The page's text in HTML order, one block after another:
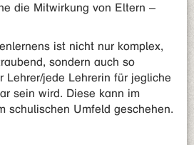
die Mitwirkung von Eltern –
ist nicht nur komplex,
sondern auch so
Lehrer/jede Lehrerin für jegliche
sein wird. Diese kann im
schulischen Umfeld geschehen.